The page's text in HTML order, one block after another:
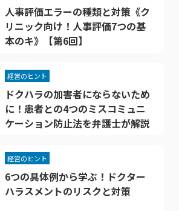
人事評価エラーの種類と対策《ク
リニック向け！人事評価7つの基
本のキ》【第6回】
ドクハラの加害者にならないため
に！患者との4つのミスコミュニ
ケーション防止法を弁護士が解説
経営のヒント
6つの具体例から学ぶ！ドクター
ハラスメントのリスクと対策
経営のヒント